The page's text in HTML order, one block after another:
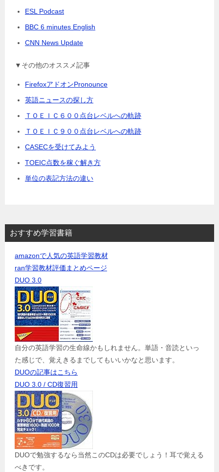
ESL Podcast
BBC 6 minutes English
CNN News Update
▼その他のオススメ記事
FirefoxアドオンPronounce
英語ニュースの探し方
ＴＯＥＩＣ６００点台レベルへの軌跡
ＴＯＥＩＣ９００点台レベルへの軌跡
CASECを受けてみよう
TOEIC点数を稼ぐ解き方
単位の表記方法の違い
おすすめ学習書籍
amazonで人気の英語学習教材
ran学習教材評価まとめページ
DUO 3.0
自分の英語学習の生命線かもしれません。単語・音読といっ
た感じで、覚えきるまでしてもいいかなと思います。
DUOの記事はこちら
DUO 3.0 / CD復習用
DUOで勉強するなら当然このCDは必要でしょう！耳で覚える
べきです。